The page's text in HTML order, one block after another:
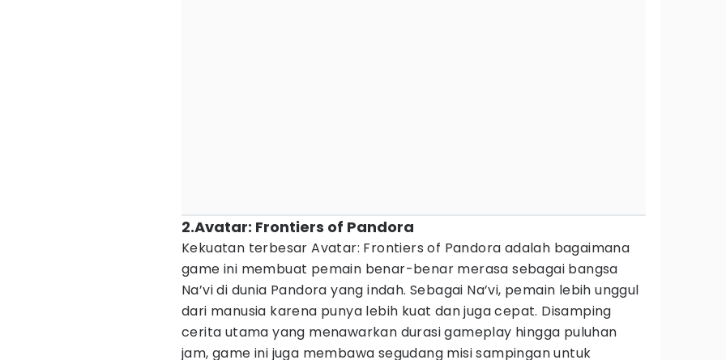
2.Avatar: Frontiers of Pandora
Kekuatan terbesar Avatar: Frontiers of Pandora adalah bagaimana
game ini membuat pemain benar-benar merasa sebagai bangsa
Na’vi di dunia Pandora yang indah. Sebagai Na’vi, pemain lebih unggul
dari manusia karena punya lebih kuat dan juga cepat. Disamping
cerita utama yang menawarkan durasi gameplay hingga puluhan
jam, game ini juga membawa segudang misi sampingan untuk